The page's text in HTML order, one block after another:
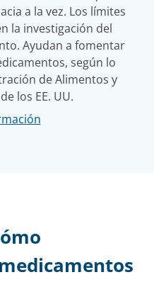
a la vez. Los límites
la investigación del
Ayudan a fomentar
según lo
de Alimentos y
los EE. UU.